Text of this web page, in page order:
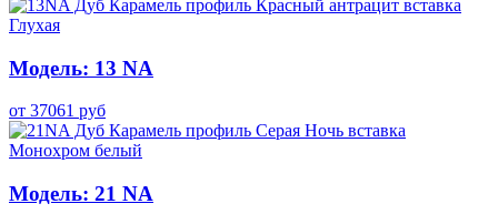
Модель: 13 NA
от 37061 руб
Модель: 21 NA